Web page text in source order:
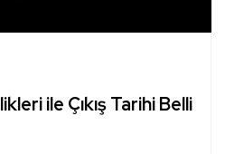
ile Çıkış Tarihi Belli